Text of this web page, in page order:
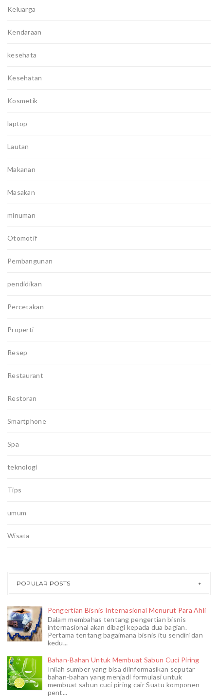
Keluarga
Kendaraan
kesehata
Kesehatan
Kosmetik
laptop
Lautan
Makanan
Masakan
minuman
Otomotif
Pembangunan
pendidikan
Percetakan
Properti
Resep
Restaurant
Restoran
Smartphone
Spa
teknologi
Tips
umum
Wisata
POPULAR POSTS
Pengertian Bisnis Internasional Menurut Para Ahli
Dalam membahas tentang pengertian bisnis
internasional akan dibagi kepada dua bagian.
Pertama tentang bagaimana bisnis itu sendiri dan
kedu...
Bahan-Bahan Untuk Membuat Sabun Cuci Piring
Inilah sumber yang bisa diinformasikan seputar
bahan-bahan yang menjadi formulasi untuk
membuat sabun cuci piring cair Suatu komponen
pent...